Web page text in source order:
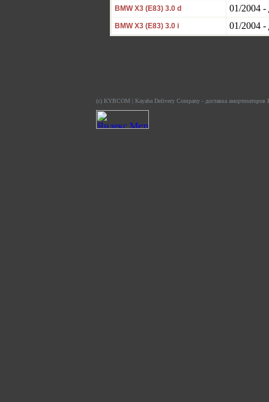
BMW X3 (E83) 3.0 d 01/2004 -
BMW X3 (E83) 3.0 i 01/2004 -
(c) KYBCOM | Kayaba Delivery Company - доставка амортизаторов